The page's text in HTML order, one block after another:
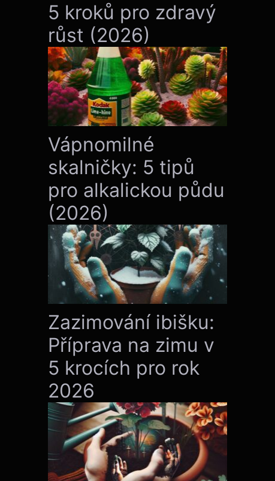
5 kroků pro zdravý
růst (2026)
Vápnomilné
skalničky: 5 tipů
pro alkalickou půdu
(2026)
Zazimování ibišku:
Příprava na zimu v
5 krocích pro rok
2026